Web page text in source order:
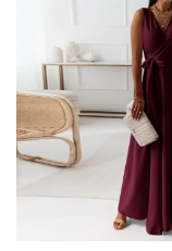
Robe années 30​
Robe années 50
Robe années 60​
Robe années 70​
Par type
Par type
Robe blazer​